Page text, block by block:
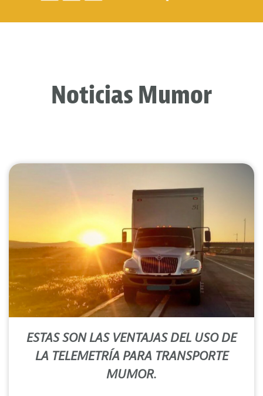
Noticias Mumor
ESTAS SON LAS VENTAJAS DEL USO DE
LA TELEMETRÍA PARA TRANSPORTE
MUMOR.